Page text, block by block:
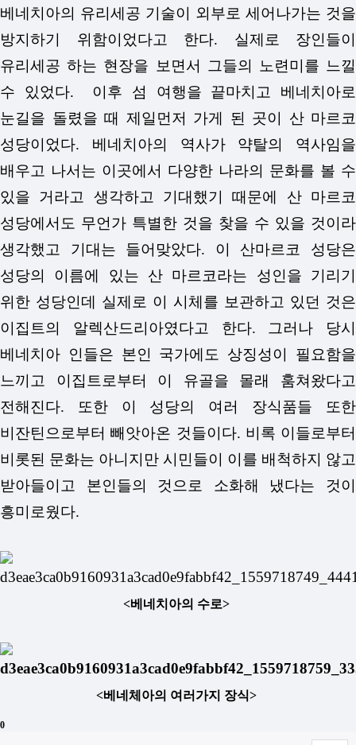
베네치아의 유리세공 기술이 외부로 세어나가는 것을
방지하기 위함이었다고 한다. 실제로 장인들이
유리세공 하는 현장을 보면서 그들의 노련미를 느낄
수 있었다. 이후 섬 여행을 끝마치고 베네치아로
눈길을 돌렸을 때 제일먼저 가게 된 곳이 산 마르코
성당이었다. 베네치아의 역사가 약탈의 역사임을
배우고 나서는 이곳에서 다양한 나라의 문화를 볼 수
있을 거라고 생각하고 기대했기 때문에 산 마르코
성당에서도 무언가 특별한 것을 찾을 수 있을 것이라
생각했고 기대는 들어맞았다. 이 산마르코 성당은
성당의 이름에 있는 산 마르코라는 성인을 기리기
위한 성당인데 실제로 이 시체를 보관하고 있던 것은
이집트의 알렉산드리아였다고 한다. 그러나 당시
베네치아 인들은 본인 국가에도 상징성이 필요함을
느끼고 이집트로부터 이 유골을 몰래 훔쳐왔다고
전해진다. 또한 이 성당의 여러 장식품들 또한
비잔틴으로부터 빼앗아온 것들이다. 비록 이들로부터
비롯된 문화는 아니지만 시민들이 이를 배척하지 않고
받아들이고 본인들의 것으로 소화해 냈다는 것이
흥미로웠다.
<베네치아의 수로>
<베네체아의 여러가지 장식>
0